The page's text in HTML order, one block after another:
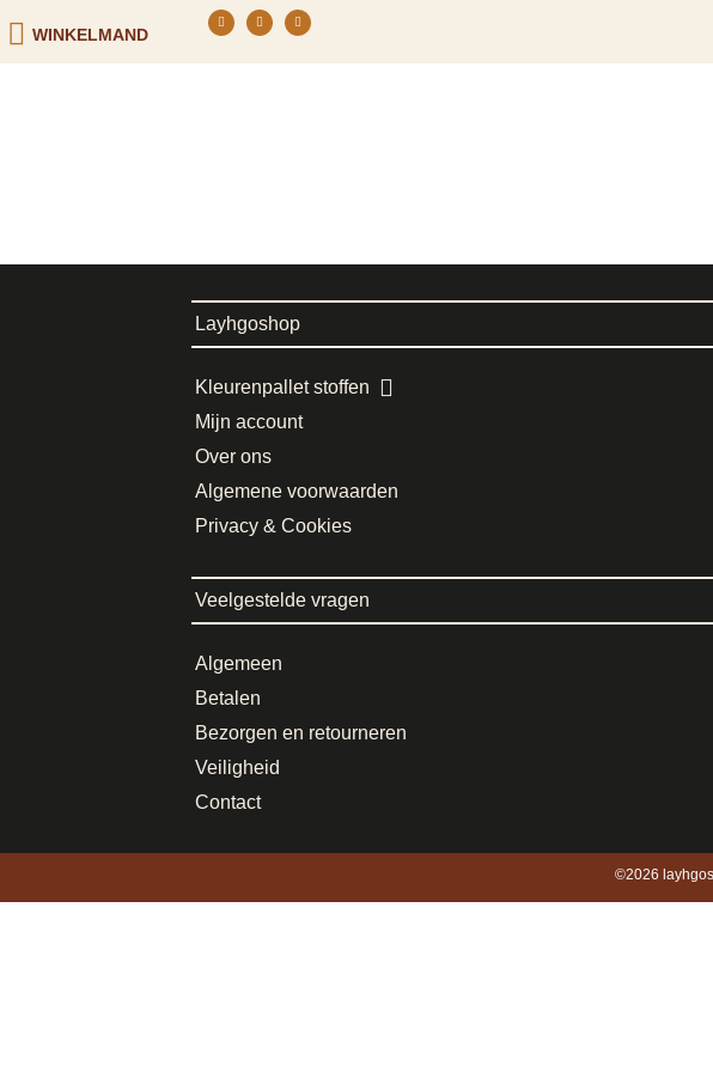
WINKELMAND
Layhgoshop
Kleurenpallet stoffen
Mijn account
Over ons
Algemene voorwaarden
Privacy & Cookies
Veelgestelde vragen
Algemeen
Betalen
Bezorgen en retourneren
Veiligheid
Contact
©2026